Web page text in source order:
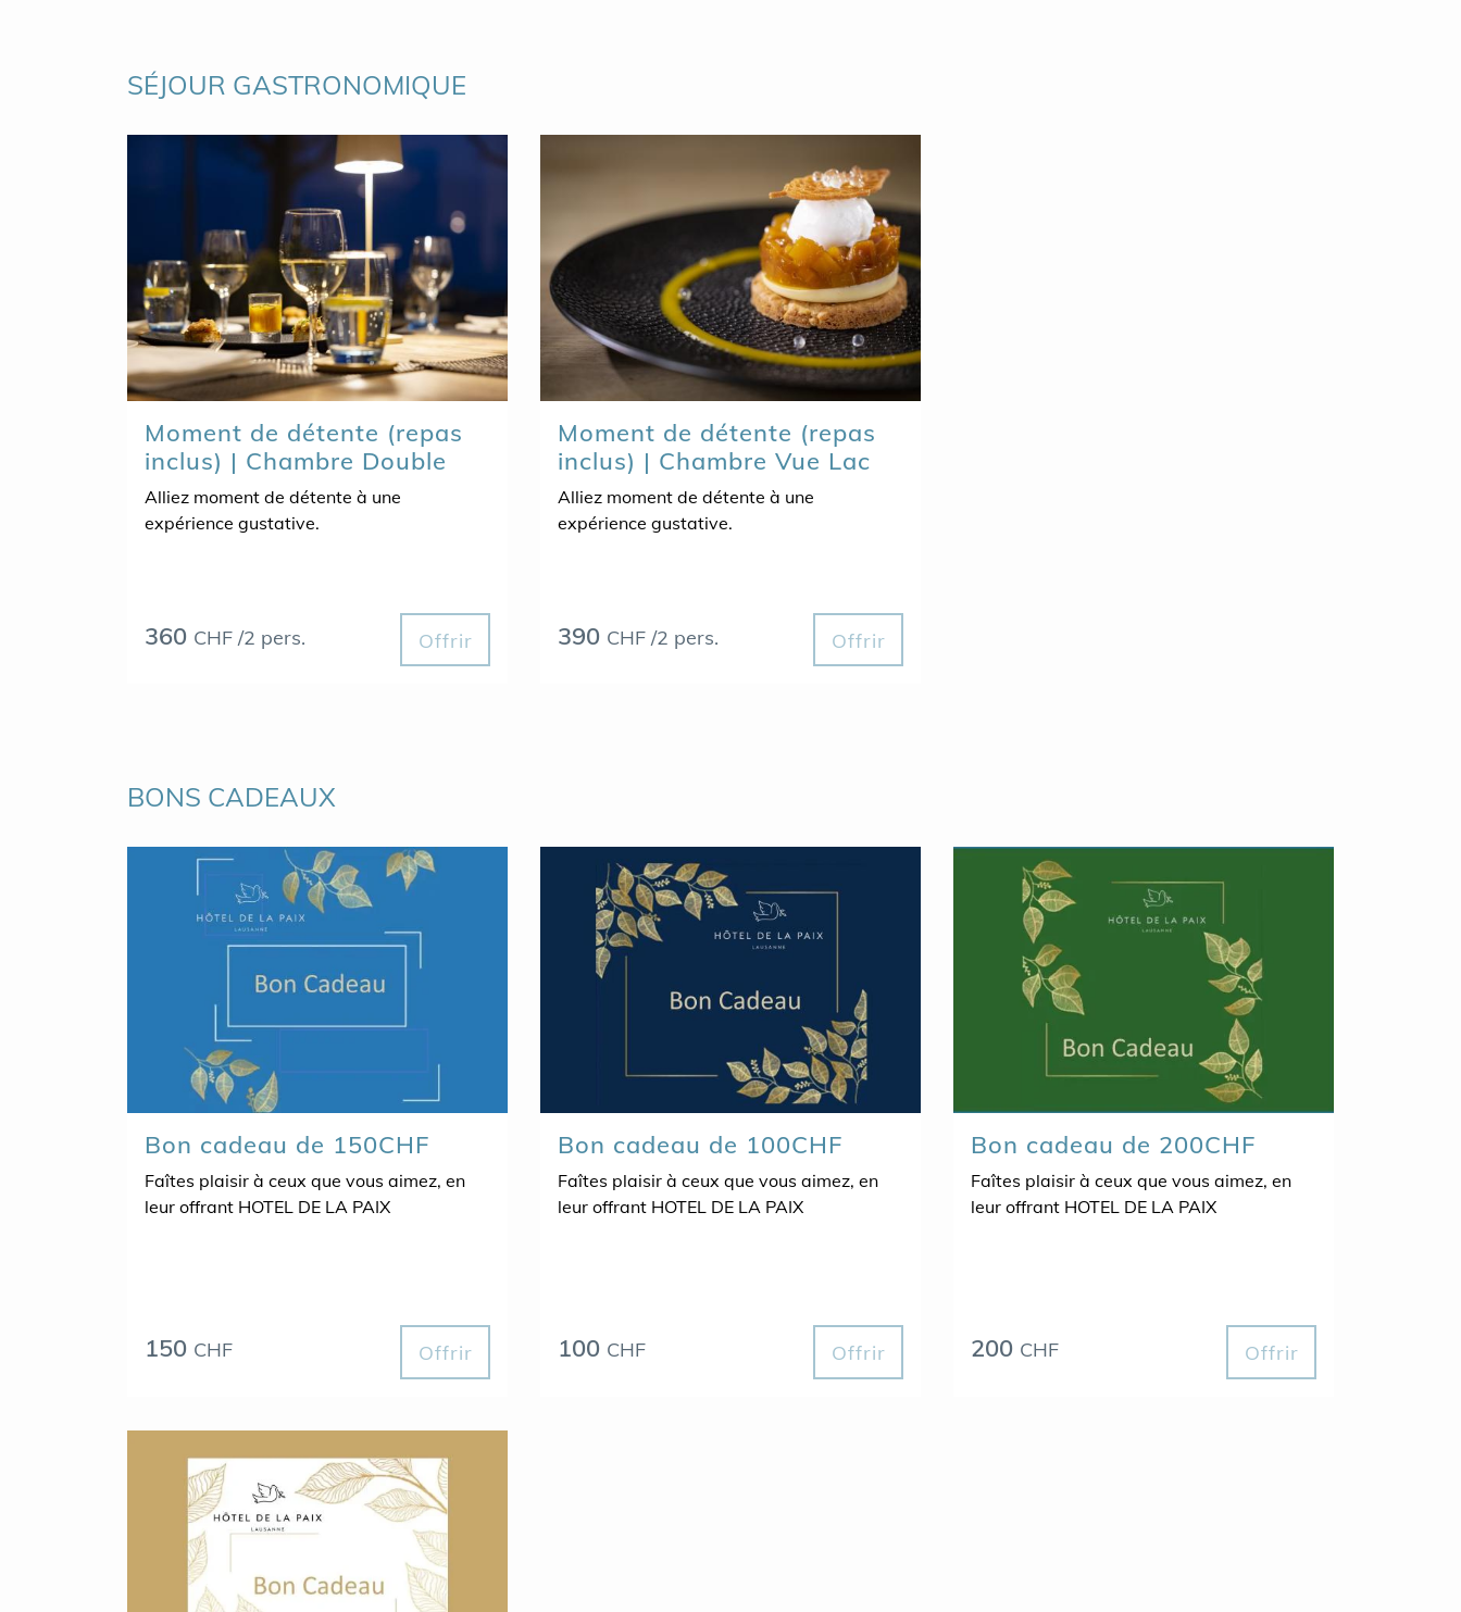
SÉJOUR GASTRONOMIQUE
Moment de détente (repas
inclus) | Chambre Double
Alliez moment de détente à une
expérience gustative.
360 CHF /2 pers. Offrir
Moment de détente (repas
inclus) | Chambre Vue Lac
Alliez moment de détente à une
expérience gustative.
390 CHF /2 pers. Offrir
BONS CADEAUX
Bon cadeau de 150CHF
Faîtes plaisir à ceux que vous aimez, en
leur offrant HOTEL DE LA PAIX
150 CHF Offrir
Bon cadeau de 100CHF
Faîtes plaisir à ceux que vous aimez, en
leur offrant HOTEL DE LA PAIX
100 CHF Offrir
Bon cadeau de 200CHF
Faîtes plaisir à ceux que vous aimez, en
leur offrant HOTEL DE LA PAIX
200 CHF Offrir